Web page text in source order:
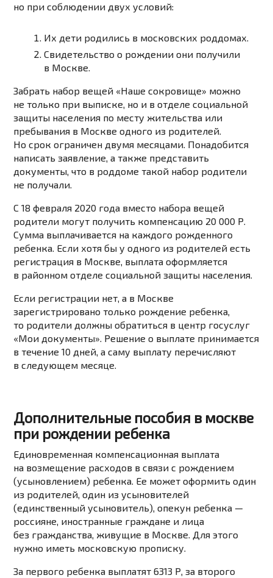
но при соблюдении двух условий:
Их дети родились в московских роддомах.
Свидетельство о рождении они получили
в Москве.
Забрать набор вещей «Наше сокровище» можно
не только при выписке, но и в отделе социальной
защиты населения по месту жительства или
пребывания в Москве одного из родителей.
Но срок ограничен двумя месяцами. Понадобится
написать заявление, а также представить
документы, что в роддоме такой набор родители
не получали.
С 18 февраля 2020 года вместо набора вещей
родители могут получить компенсацию 20 000 Р.
Сумма выплачивается на каждого рожденного
ребенка. Если хотя бы у одного из родителей есть
регистрация в Москве, выплата оформляется
в районном отделе социальной защиты населения.
Если регистрации нет, а в Москве
зарегистрировано только рождение ребенка,
то родители должны обратиться в центр госуслуг
«Мои документы». Решение о выплате принимается
в течение 10 дней, а саму выплату перечисляют
в следующем месяце.
Дополнительные пособия в москве
при рождении ребенка
Единовременная компенсационная выплата
на возмещение расходов в связи с рождением
(усыновлением) ребенка. Ее может оформить один
из родителей, один из усыновителей
(единственный усыновитель), опекун ребенка —
россияне, иностранные граждане и лица
без гражданства, живущие в Москве. Для этого
нужно иметь московскую прописку.
За первого ребенка выплатят 6313 Р, за второго